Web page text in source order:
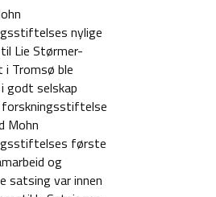
nylige
Lie Størmer-
Tromsø ble
godt selskap
Mohn
første
og
satsing var innen